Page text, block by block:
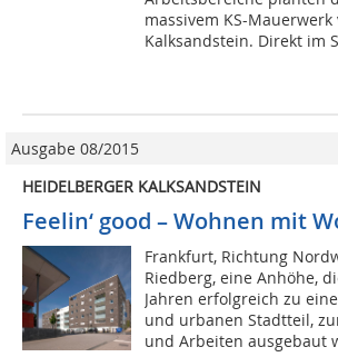
massivem KS-
Kalksandstein. Direkt im
Ausgabe 08/2015
HEIDELBERGER KALKSANDSTEIN
Feelin‘ good – Wohnen mit
Frankfurt, Richtung
Riedberg, eine Anhöhe,
Jahren erfolgreich zu
und urbanen Stadtteil,
und Arbeiten ausgebaut